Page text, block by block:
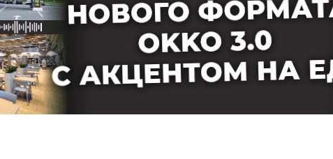
Политика конфиденциальности и cookie